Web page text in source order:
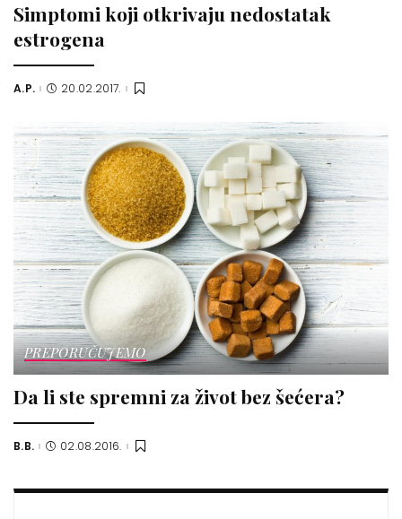
Simptomi koji otkrivaju nedostatak
estrogena
Posted
A.P. 20.02.2017.
PREPORUČUJEMO
Da li ste spremni za život bez šećera?
Posted
B.B. 02.08.2016.